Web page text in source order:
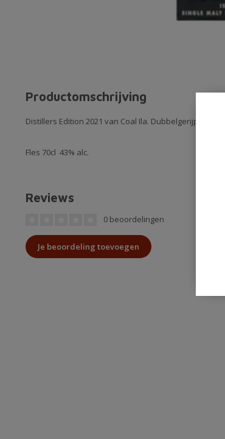
Productomschrijving
Distillers Edition 2021 van Coal Ila. Dubbelgerijpt in
Fles 70cl 43% alc.
Reviews
0 beoordelingen
Je beoordeling toevoegen